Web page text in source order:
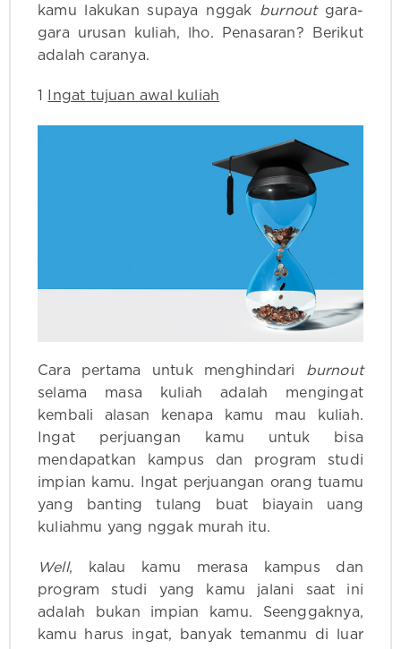
kamu lakukan supaya nggak burnoutgara-
gara urusan kuliah, lho. Penasaran? Berikut
adalah caranya.
1 Ingat tujuan awal kuliah
Cara pertama untuk menghindari burnout
selama masa kuliah adalah mengingat
kembali alasan kenapa kamu mau kuliah.
Ingat perjuangan kamu untuk bisa
mendapatkan kampus dan program studi
impian kamu. Ingat perjuangan orang tuamu
yang banting tulang buat biayain uang
kuliahmu yang nggak murah itu.
Well, kalau kamu merasa kampus dan
program studi yang kamu jalani saat ini
adalah bukan impian kamu. Seenggaknya,
kamu harus ingat, banyak temanmu di luar